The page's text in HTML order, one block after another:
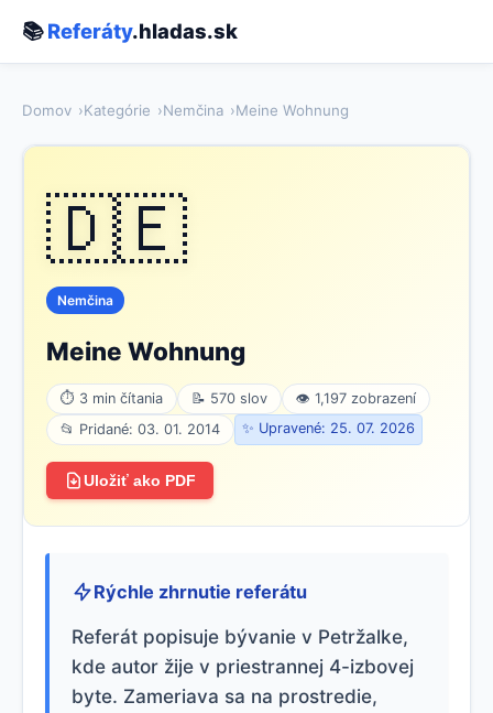
📚Referáty.hladas.sk
Domov Kategórie Nemčina Meine Wohnung
🇩🇪
Nemčina
Meine Wohnung
⏱ 3 min čítania 📝 570 slov
👁 1,197 zobrazení
📂 Pridané: 03. 01. 2014
✨ Upravené: 25. 07. 2026
Uložiť ako PDF
Rýchle zhrnutie referátu
Referát popisuje bývanie v Petržalke,
kde autor žije v priestrannej 4-izbovej
byte. Zameriava sa na prostredie,